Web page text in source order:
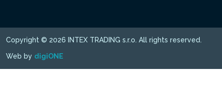
Copyright © 2026 INTEX TRADING s.r.o. All rights reserved.
Web by digiONE